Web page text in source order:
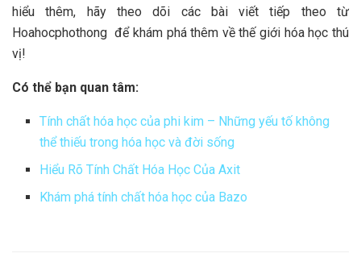
hiểu thêm, hãy theo dõi các bài viết tiếp theo từ
Hoahocphothong để khám phá thêm về thế giới hóa học thú
vị!
Có thể bạn quan tâm:
Tính chất hóa học của phi kim – Những yếu tố không
thể thiếu trong hóa học và đời sống
Hiểu Rõ Tính Chất Hóa Học Của Axit
Khám phá tính chất hóa học của Bazo